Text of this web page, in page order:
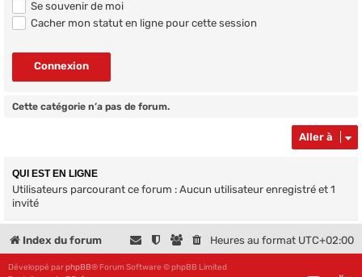
Se souvenir de moi
Cacher mon statut en ligne pour cette session
Cette catégorie n’a pas de forum.
Aller à
QUI EST EN LIGNE
Utilisateurs parcourant ce forum : Aucun utilisateur enregistré et 1
invité
Index du forum Heures au format UTC+02:00
Développé parphpBB® Forum Software © phpBB Limited